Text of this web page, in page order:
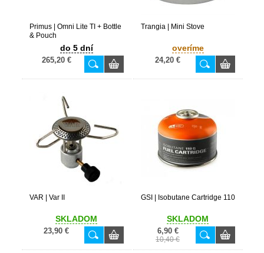
Primus | Omni Lite TI + Bottle
& Pouch
do 5 dní
265,20 €
Trangia | Mini Stove
overíme
24,20 €
VAR | Var II
SKLADOM
23,90 €
GSI | Isobutane Cartridge 110
SKLADOM
6,90 €
10,40 €